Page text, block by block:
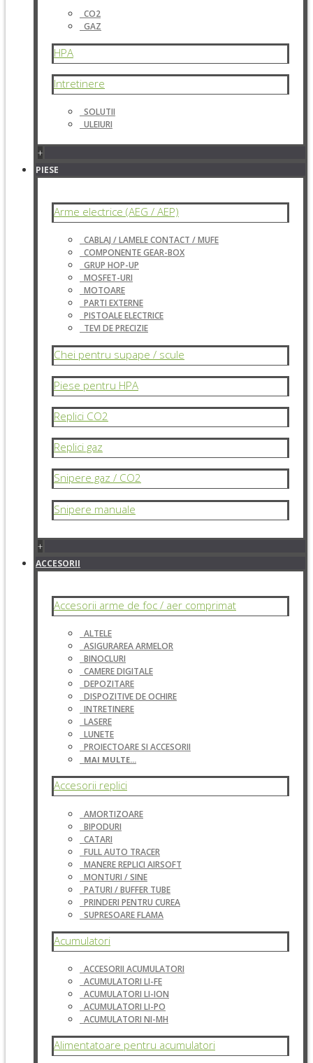
CO2
GAZ
HPA
Intretinere
SOLUTII
ULEIURI
+
PIESE
Arme electrice (AEG / AEP)
CABLAJ / LAMELE CONTACT / MUFE
COMPONENTE GEAR-BOX
GRUP HOP-UP
MOSFET-URI
MOTOARE
PARTI EXTERNE
PISTOALE ELECTRICE
TEVI DE PRECIZIE
Chei pentru supape / scule
Piese pentru HPA
Replici CO2
Replici gaz
Snipere gaz / CO2
Snipere manuale
+
ACCESORII
Accesorii arme de foc / aer comprimat
ALTELE
ASIGURAREA ARMELOR
BINOCLURI
CAMERE DIGITALE
DEPOZITARE
DISPOZITIVE DE OCHIRE
INTRETINERE
LASERE
LUNETE
PROIECTOARE SI ACCESORII
MAI MULTE...
Accesorii replici
AMORTIZOARE
BIPODURI
CATARI
FULL AUTO TRACER
MANERE REPLICI AIRSOFT
MONTURI / SINE
PATURI / BUFFER TUBE
PRINDERI PENTRU CUREA
SUPRESOARE FLAMA
Acumulatori
ACCESORII ACUMULATORI
ACUMULATORI LI-FE
ACUMULATORI LI-ION
ACUMULATORI LI-PO
ACUMULATORI NI-MH
Alimentatoare pentru acumulatori